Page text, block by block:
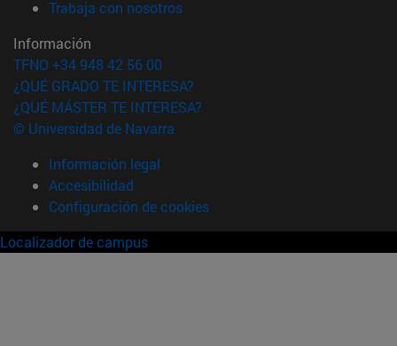
Trabaja con nosotros(abre en nueva ventana)
Información
TFNO +34 948 42 56 00
¿QUÉ GRADO TE INTERESA?
¿QUÉ MÁSTER TE INTERESA?
© Universidad de Navarra
Información legal
Accesibilidad
Configuración de cookies
Localizador de campus